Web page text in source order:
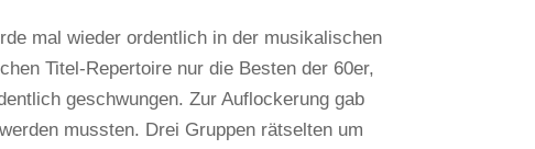
mal wieder ordentlich in der musikalischen
Titel-Repertoire nur die Besten der 60er,
geschwungen. Zur Auflockerung gab
mussten. Drei Gruppen rätselten um